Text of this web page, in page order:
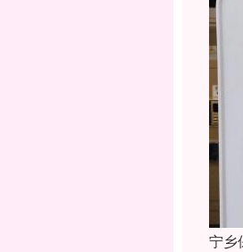
宁乡